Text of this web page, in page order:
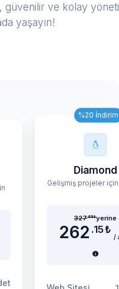
güvenilir ve kolay
yaşayın!
%20 İndirim
Diamond
Gelişmiş projeler
262 .15₺
/
327.68₺yerine